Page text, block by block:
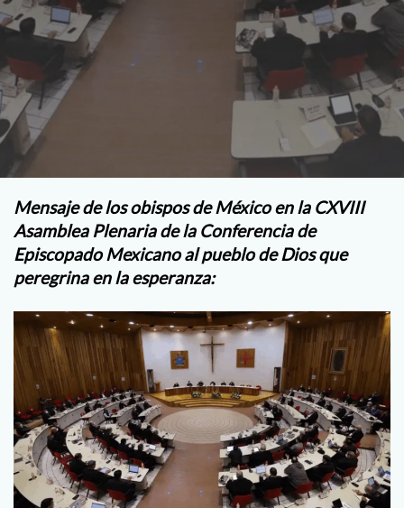
Mensaje de los obispos de México en la CXVIII
Asamblea Plenaria de la Conferencia de
Episcopado Mexicano al pueblo de Dios que
peregrina en la esperanza: